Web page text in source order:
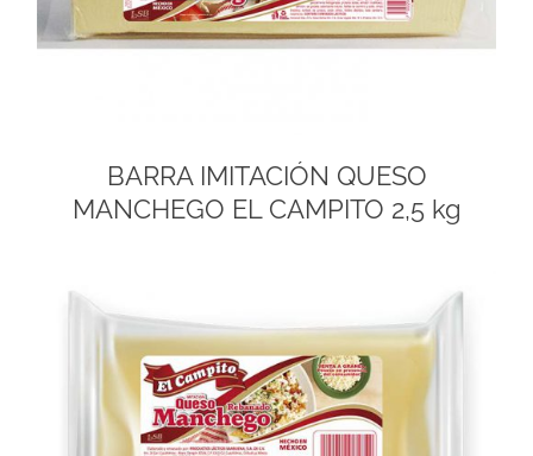
BARRA IMITACIÓN QUESO
MANCHEGO EL CAMPITO 2,5 kg